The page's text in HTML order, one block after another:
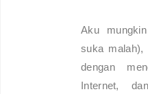
Aku
suka
dengan
Internet,